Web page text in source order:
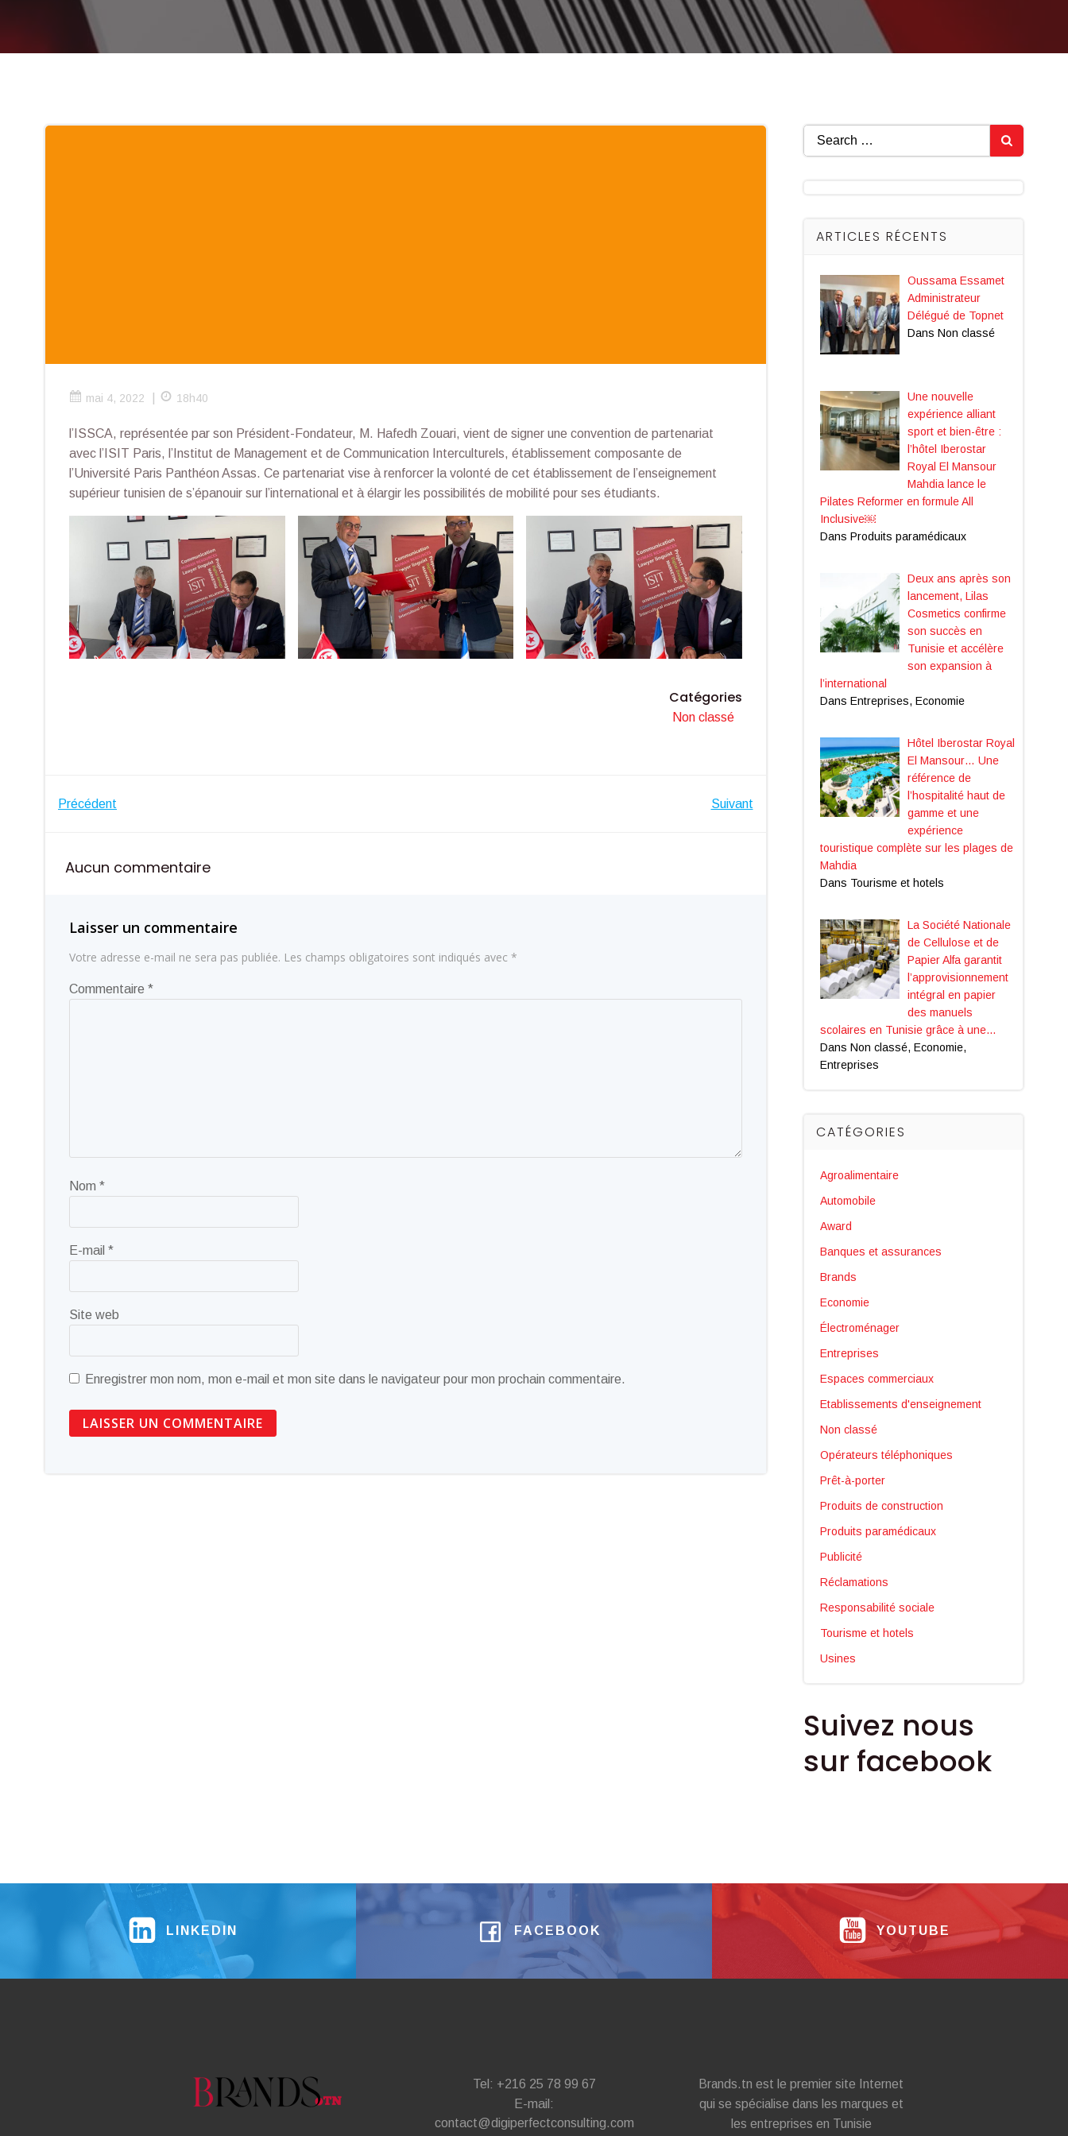
mai 4, 2022 18h40
l’ISSCA, représentée par son Président-Fondateur, M. Hafedh Zouari, vient de signer une convention de partenariat
avec l’ISIT Paris, l’Institut de Management et de Communication Interculturels, établissement composante de
l’Université Paris Panthéon Assas. Ce partenariat vise à renforcer la volonté de cet établissement de l’enseignement
supérieur tunisien de s’épanouir sur l’international et à élargir les possibilités de mobilité pour ses étudiants.
Catégories
Non classé
Navigation
de
l’article
Précédent Suivant
Aucun commentaire
Laisser un commentaire
Votre adresse e-mail ne sera pas publiée. Les champs obligatoires sont indiqués avec *
Commentaire *
Nom *
E-mail *
Site web
Enregistrer mon nom, mon e-mail et mon site dans le navigateur pour mon prochain commentaire.
Search
for:
ARTICLES RÉCENTS
Oussama Essamet
Administrateur
Délégué de Topnet
Dans Non classé
Une nouvelle
expérience alliant
sport et bien-être :
l’hôtel Iberostar
Royal El Mansour
Mahdia lance le
Pilates Reformer en formule All
Inclusive￼
Dans Produits paramédicaux
Deux ans après son
lancement, Lilas
Cosmetics confirme
son succès en
Tunisie et accélère
son expansion à
l’international
Dans Entreprises, Economie
Hôtel Iberostar Royal
El Mansour… Une
référence de
l’hospitalité haut de
gamme et une
expérience
touristique complète sur les plages de
Mahdia
Dans Tourisme et hotels
La Société Nationale
de Cellulose et de
Papier Alfa garantit
l’approvisionnement
intégral en papier
des manuels
scolaires en Tunisie grâce à une…
Dans Non classé, Economie,
Entreprises
CATÉGORIES
Agroalimentaire
Automobile
Award
Banques et assurances
Brands
Economie
Électroménager
Entreprises
Espaces commerciaux
Etablissements d'enseignement
Non classé
Opérateurs téléphoniques
Prêt-à-porter
Produits de construction
Produits paramédicaux
Publicité
Réclamations
Responsabilité sociale
Tourisme et hotels
Usines
Suivez nous
sur facebook
LINKEDIN FACEBOOK YOUTUBE
Tel: +216 25 78 99 67
E-mail:
contact@digiperfectconsulting.com
Brands.tn est le premier site Internet
qui se spécialise dans les marques et
les entreprises en Tunisie